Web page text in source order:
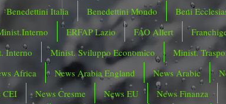
Benedettini Italia Benedettini Mondo
Beni
ERFAP Lazio FAO Allert
Interno Minist. Sviluppo Economico
Minist.
Africa News Arabia England News Arabic
CEI News Cresme News EU
News Finanza